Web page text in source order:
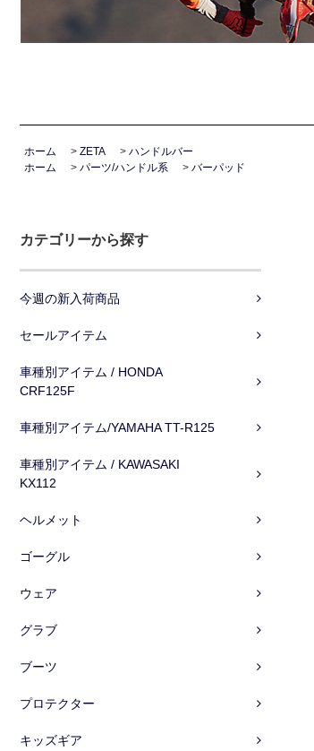
ホーム > ZETA > ハンドルバー
ホーム
> パーツ/ハンドル系 > バーパッド
カテゴリーから探す
今週の新入荷商品
セールアイテム
車種別アイテム / HONDA
CRF125F
車種別アイテム/YAMAHA TT-R125
車種別アイテム / KAWASAKI
KX112
ヘルメット
ゴーグル
ウェア
グラブ
ブーツ
プロテクター
キッズギア